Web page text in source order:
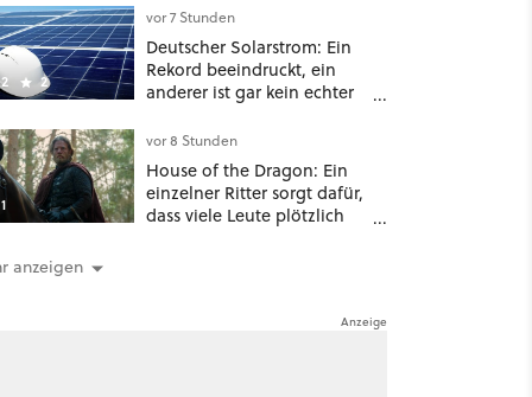
567 Millionen US-Dollar
zahlen
2
vor 7 Stunden
Deutscher Solarstrom: Ein
Rekord beeindruckt, ein
anderer ist gar kein echter
verrät mehr über die
Energiewende als jede Zahl
vor 8 Stunden
House of the Dragon: Ein
einzelner Ritter sorgt dafür,
dass viele Leute plötzlich
anzeigen